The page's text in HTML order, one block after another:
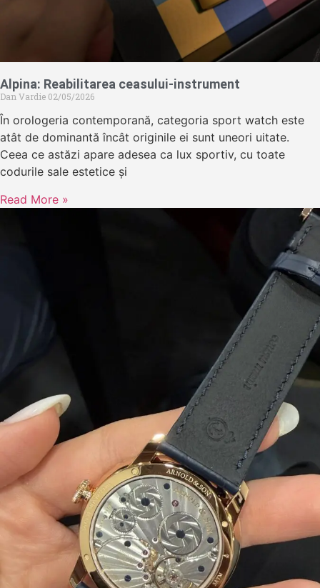
Alpina: Reabilitarea ceasului-instrument
Dan Vardie 02/05/2026
În orologeria contemporană, categoria sport watch este
atât de dominantă încât originile ei sunt uneori uitate.
Ceea ce astăzi apare adesea ca lux sportiv, cu toate
codurile sale estetice și
Read More »